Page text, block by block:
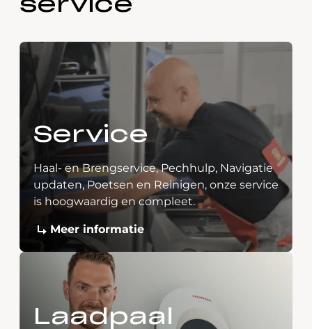
service
Service
Haal- en Brengservice, Pechhulp, Navigatie
updaten, Poetsen en Reinigen, onze service
is hoogwaardig en compleet.
Meer informatie
Laadpaal